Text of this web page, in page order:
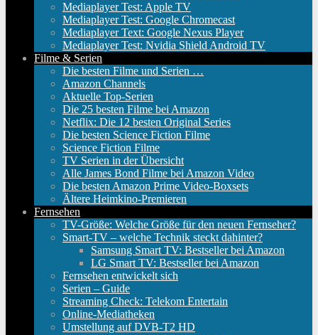
Mediaplayer Test: Apple TV
Mediaplayer Test: Google Chromecast
Mediaplayer Text: Google Nexus Player
Mediaplayer Test: Nvidia Shield Android TV
Filme & Serien
Die besten Filme und Serien …
Amazon Channels
Aktuelle Top-Serien
Die 25 besten Filme bei Amazon
Netflix: Die 12 besten Original Series
Die besten Science Fiction Filme
Science Fiction Filme
TV Serien in der Übersicht
Alle James Bond Filme bei Amazon Video
Die besten Amazon Prime Video-Boxsets
Ältere Heimkino-Premieren
Fernsehen
TV-Größe: Welche Größe für den neuen Fernseher?
Smart-TV – welche Technik steckt dahinter?
Samsung Smart TV: Bestseller bei Amazon
LG Smart TV: Bestseller bei Amazon
Fernsehen entwickelt sich
Serien – Guide
Streaming Check: Telekom Entertain
Online-Mediatheken
Umstellung auf DVB-T2 HD